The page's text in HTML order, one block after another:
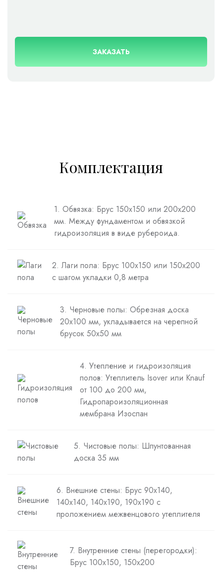
ЗАКАЗАТЬ
Комплектация
1. Обвязка: Брус 150х150 или 200х200
мм. Между фундаментом и обвязкой
гидроизоляция в виде рубероида.
2. Лаги пола: Брус 100х150 или 150х200
с шагом укладки 0,8 метра
3. Черновые полы: Обрезная доска
20х100 мм, укладывается на черепной
брусок 50х50 мм
4. Утепление и гидроизоляция
полов: Утеплитель Isover или Knauf
от 100 до 200 мм,
Гидропароизоляционная
мембрана Изоспан
5. Чистовые полы: Шпунтованная
доска 35 мм
6. Внешние стены: Брус 90х140,
140х140, 140х190, 190х190 с
проложением межвенцового утеплителя
7. Внутренние стены (перегородки):
Брус 100х150, 150х200